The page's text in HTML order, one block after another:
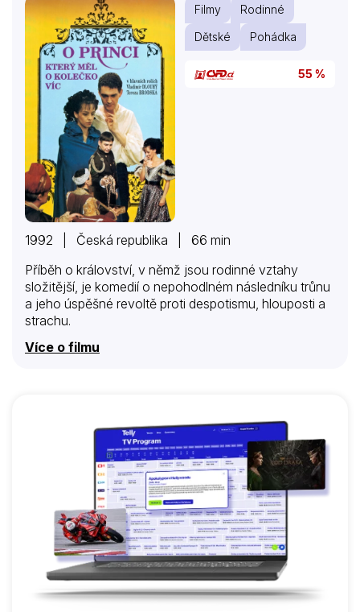
Filmy
Rodinné
Dětské
Pohádka
55 %
1992 | Česká republika | 66 min
Příběh o království, v němž jsou rodinné vztahy
složitější, je komedií o nepohodlném následníku trůnu
a jeho úspěšné revoltě proti despotismu, hlouposti a
strachu.
Více o filmu